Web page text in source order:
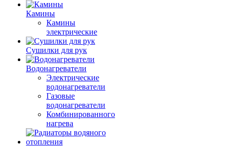
Камины
Камины
электрические
Сушилки для рук
Водонагреватели
Электрические
водонагреватели
Газовые
водонагреватели
Комбинированного
нагрева